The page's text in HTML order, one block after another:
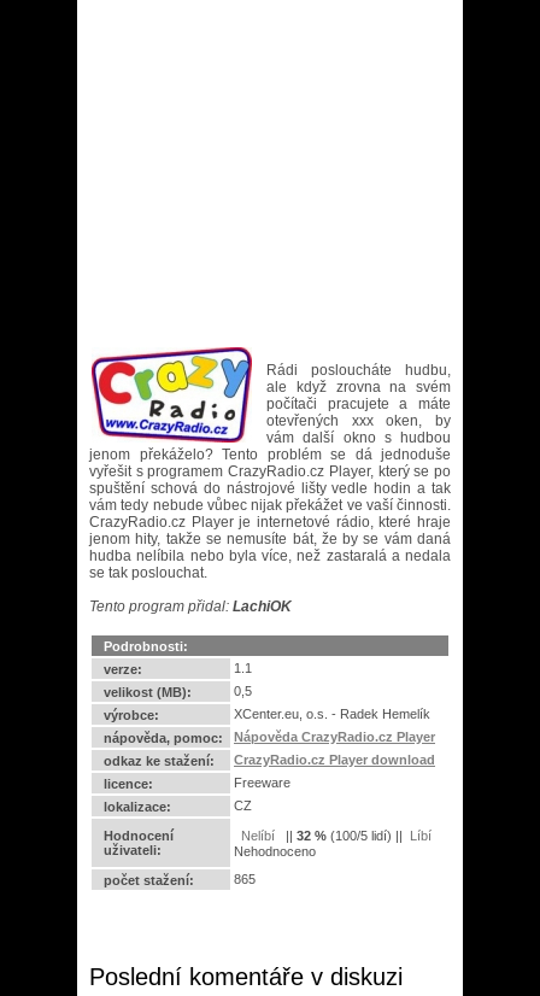
Rádi posloucháte hudbu,
ale když zrovna na svém
počítači pracujete a máte
otevřených xxx oken, by
vám další okno s hudbou
jenom překáželo? Tento problém se dá jednoduše
vyřešit s programem CrazyRadio.cz Player, který se po
spuštění schová do nástrojové lišty vedle hodin a tak
vám tedy nebude vůbec nijak překážet ve vaší činnosti.
CrazyRadio.cz Player je internetové rádio, které hraje
jenom hity, takže se nemusíte bát, že by se vám daná
hudba nelíbila nebo byla více, než zastaralá a nedala
se tak poslouchat.
Tento program přidal: LachiOK
Podrobnosti:
verze:
1.1
velikost (MB):
0,5
výrobce:
XCenter.eu, o.s. - Radek Hemelík
nápověda, pomoc:
Nápověda CrazyRadio.cz Player
odkaz ke stažení:
CrazyRadio.cz Player download
licence:
Freeware
lokalizace:
CZ
Hodnocení
uživateli:
|| 32 % (100/5 lidí) ||
Nehodnoceno
počet stažení:
865
Poslední komentáře v diskuzi